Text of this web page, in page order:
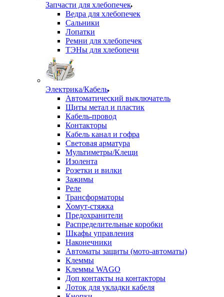
Запчасти для хлебопечек
Ведра для хлебопечек
Сальники
Лопатки
Ремни для хлебопечек
ТЭНы для хлебопечи
Электрика/Кабель
Автоматический выключатель
Щиты метал и пластик
Кабель-провод
Контакторы
Кабель канал и гофра
Световая арматура
Мультиметры/Клещи
Изолента
Розетки и вилки
Зажимы
Реле
Трансформаторы
Хомут-стяжка
Предохранители
Распределительные коробки
Шкафы управления
Наконечники
Автоматы защиты (мото-автоматы)
Клеммы
Клеммы WAGO
Доп контакты на контакторы
Лоток для укладки кабеля